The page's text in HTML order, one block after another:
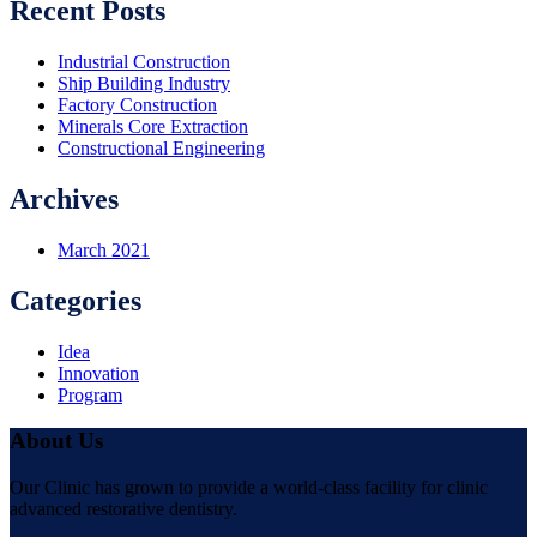
Recent Posts
Industrial Construction
Ship Building Industry
Factory Construction
Minerals Core Extraction
Constructional Engineering
Archives
March 2021
Categories
Idea
Innovation
Program
About Us
Our Clinic has grown to provide a world-class facility for clinic
advanced restorative dentistry.